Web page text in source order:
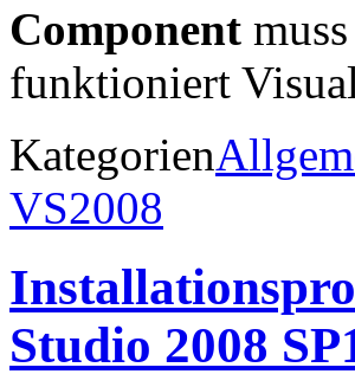
Component
funktioniert
Kategorien
VS2008
Studio 2008